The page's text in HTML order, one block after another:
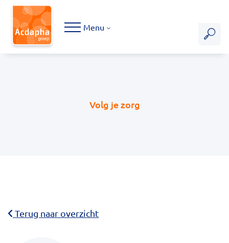
Hoofdmenu
Menu
Terug naar overzicht
Volg je zorg